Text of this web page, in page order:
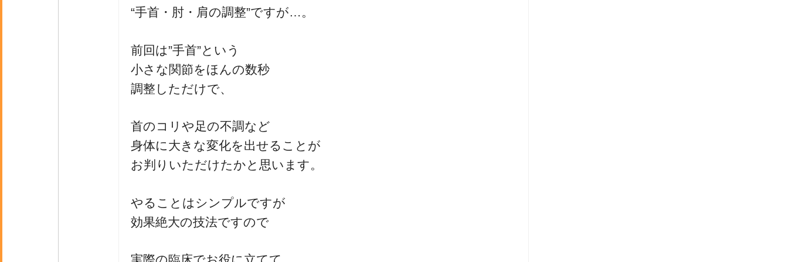
“手首・肘・肩の調整”ですが…。
前回は”手首”という
小さな関節をほんの数秒
調整しただけで、
首のコリや足の不調など
身体に大きな変化を出せることが
お判りいただけたかと思います。
やることはシンプルですが
効果絶大の技法ですので